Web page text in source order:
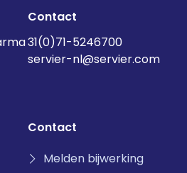
Contact
31(0)71-5246700
servier-nl@servier.com
Contact
Melden bijwerking